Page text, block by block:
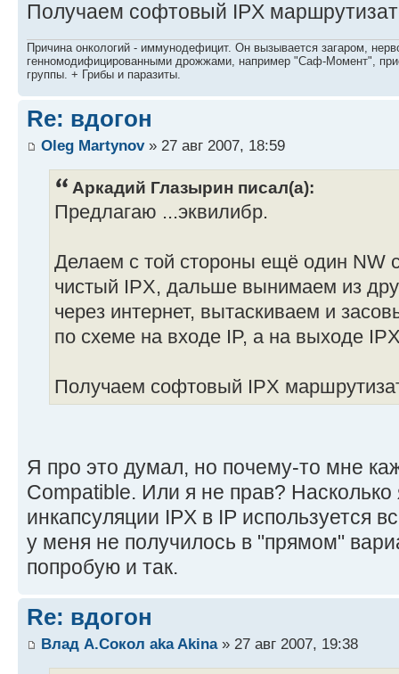
Получаем софтовый IPX
Причина онкологий - иммунодефицит. Он вызывается загаром,
генномодифицированными дрожжами, например "Саф-Момент",
группы. + Грибы и паразиты.
Re: вдогон
Oleg Martynov» 27 авг 2007, 18:59
Аркадий Глазырин писал(а):
Предлагаю ...эквилибр.
Делаем с той стороны ещё один NW
чистый IPX, дальше вынимаем из
через интернет, вытаскиваем и
по схеме на входе IP, а на выходе
Получаем софтовый IPX
Я про это думал, но почему-то мне
Compatible. Или я не прав? Насколько
инкапсуляции IPX в IP используется
у меня не получилось в "прямом"
попробую и так.
Re: вдогон
Влад А.Сокол aka Akina» 27 авг 2007, 19:38